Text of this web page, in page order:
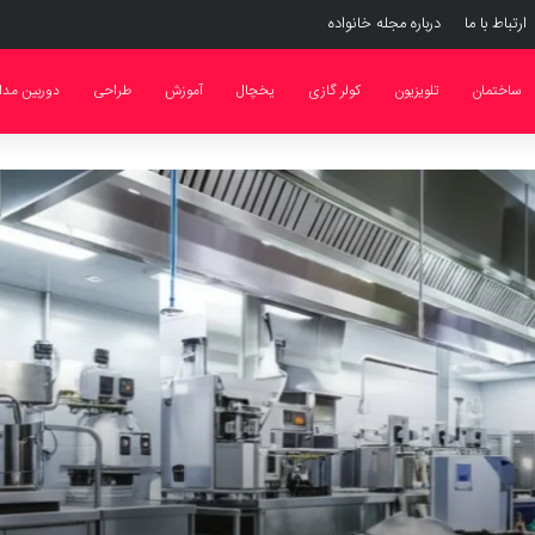
ارتباط با ما درباره مجله خانواده
ساختمان تلویزیون کولر گازی یخچال آموزش طراحی دوربین